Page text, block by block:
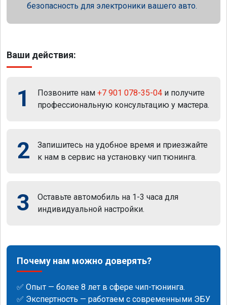
безопасность для электроники вашего авто.
Ваши действия:
1 Позвоните нам +7 901 078-35-04 и получите
профессиональную консультацию у мастера.
2
Запишитесь на удобное время и приезжайте
к нам в сервис на установку чип тюнинга.
3
Оставьте автомобиль на 1-3 часа для
индивидуальной настройки.
Почему нам можно доверять?
✅ Опыт — более 8 лет в сфере чип-тюнинга.
✅ Экспертность — работаем с современными ЭБУ